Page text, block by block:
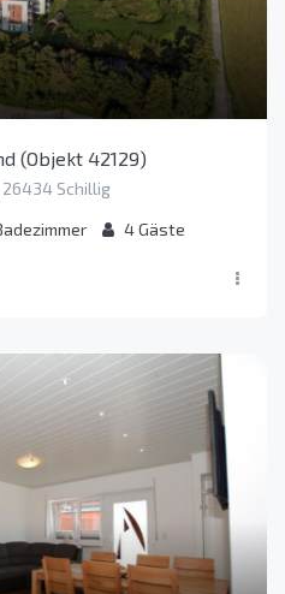
(Objekt 42129)
Schillig
4Gäste